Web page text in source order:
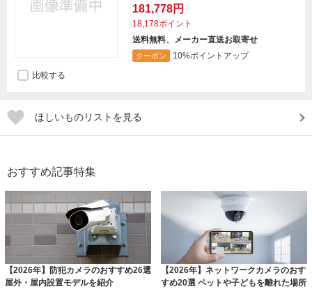
181,778円
18,178ポイント
送料無料、メーカー直送お取寄せ
クーポン
10%ポイントアップ
比較する
ほしいものリストを見る
おすすめ記事特集
【2026年】防犯カメラのおすすめ26選
屋外・屋内設置モデルを紹介
【2026年】ネットワークカメラのおす
すめ20選 ペットや子どもを離れた場所